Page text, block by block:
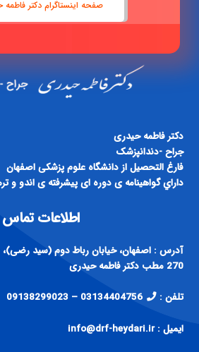
دكتر فاطمه حيدری
داراي گواهينامه ی دوره ای پيشرفته ی اندو و
اطلاعات تماس
تلفن : 03134404756 – 09138299023